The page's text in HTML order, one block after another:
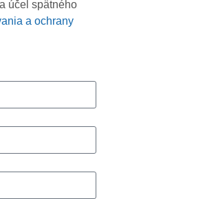
účel spätného
a ochrany